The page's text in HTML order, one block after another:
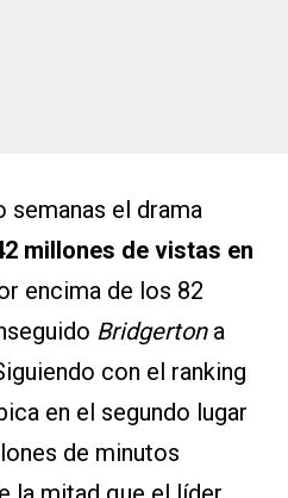
semanas el drama
millones de vistas en
encima de los 82
Bridgertona
con el ranking
en el segundo lugar
de minutos